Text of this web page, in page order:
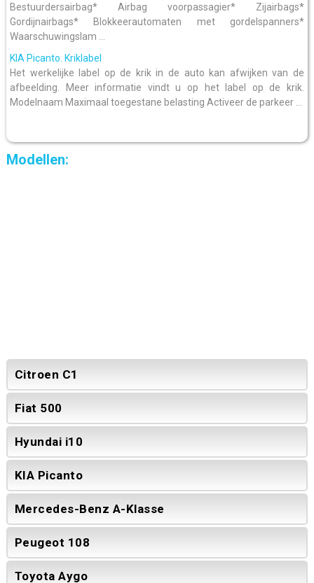
Bestuurdersairbag* Airbag voorpassagier* Zijairbags*
Gordijnairbags* Blokkeerautomaten met gordelspanners*
Waarschuwingslam ...
KIA Picanto. Kriklabel
Het werkelijke label op de krik in de auto kan afwijken van de
afbeelding. Meer informatie vindt u op het label op de krik.
Modelnaam Maximaal toegestane belasting Activeer de parkeer ...
Modellen:
Citroen C1
Fiat 500
Hyundai i10
KIA Picanto
Mercedes-Benz A-Klasse
Peugeot 108
Toyota Aygo